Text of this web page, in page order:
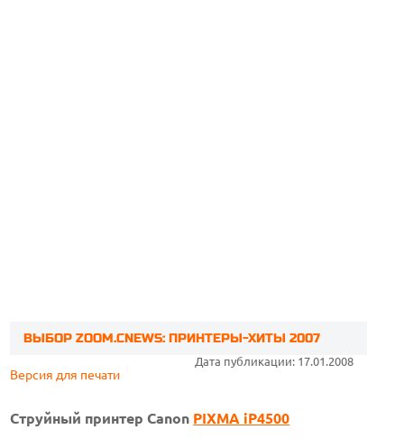
ВЫБОР ZOOM.CNEWS: ПРИНТЕРЫ-ХИТЫ 2007
Дата публикации: 17.01.2008
Версия для печати
Струйный принтер Canon PIXMA iP4500